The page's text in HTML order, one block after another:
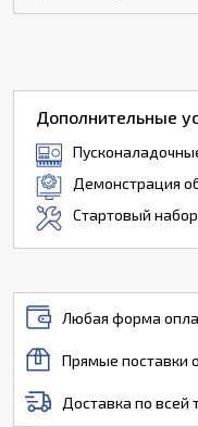
Дополнительные
Демонстрация
Стартовый
Любая форма
Прямые поставки
Доставка по всей